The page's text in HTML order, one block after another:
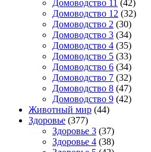
Домоводство 11 (42)
Домоводство 12 (32)
Домоводство 2 (30)
Домоводство 3 (34)
Домоводство 4 (35)
Домоводство 5 (33)
Домоводство 6 (34)
Домоводство 7 (32)
Домоводство 8 (47)
Домоводство 9 (42)
Животный мир (44)
Здоровье (377)
Здоровье 3 (37)
Здоровье 4 (38)